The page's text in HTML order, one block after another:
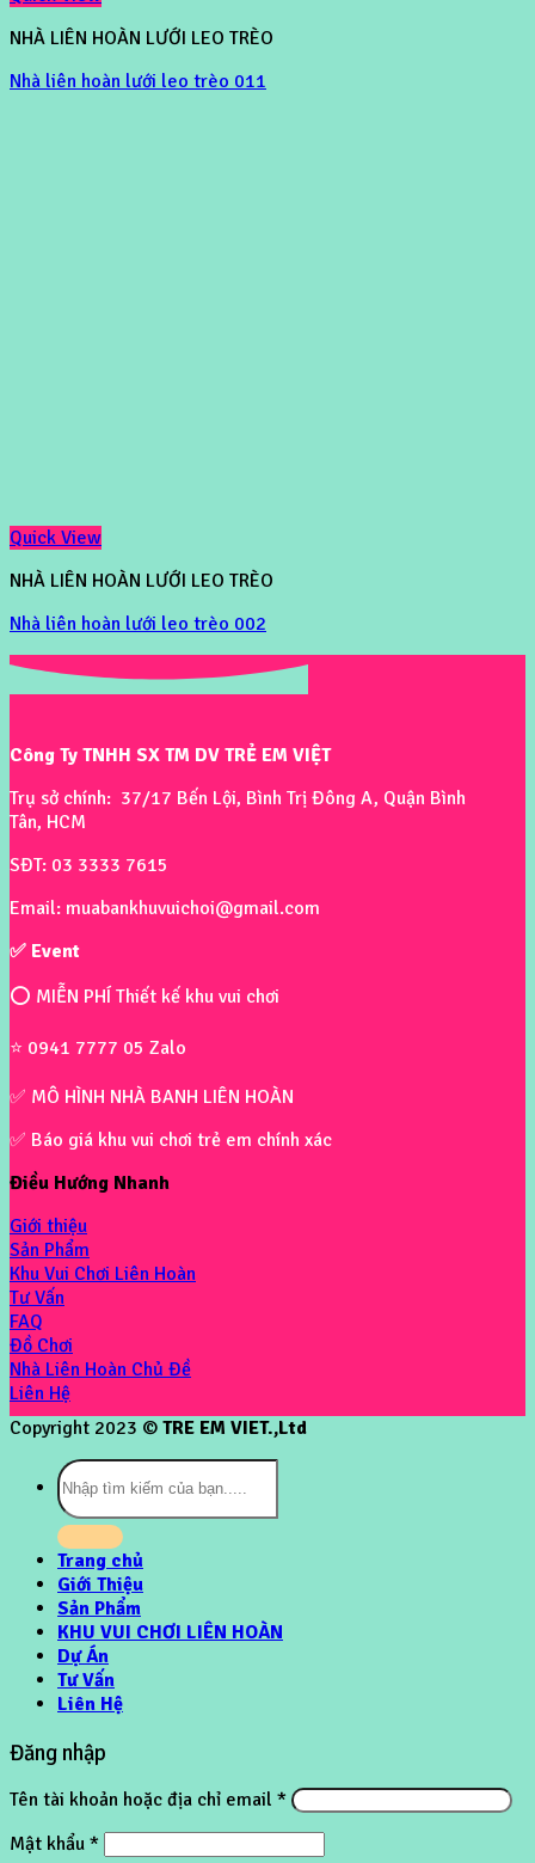
NHÀ LIÊN HOÀN LƯỚI LEO TRÈO
Nhà liên hoàn lưới leo trèo 011
Quick View
NHÀ LIÊN HOÀN LƯỚI LEO TRÈO
Nhà liên hoàn lưới leo trèo 002
Công Ty TNHH SX TM DV TRẺ EM VIỆT
Trụ sở chính: 37/17 Bến Lội, Bình Trị Đông A, Quận Bình
Tân, HCM
SĐT: 03 3333 7615
Email: muabankhuvuichoi@gmail.com
✅ Event
⭕ MIỄN PHÍ Thiết kế khu vui chơi
⭐ 0941 7777 05 Zalo
✅ MÔ HÌNH NHÀ BANH LIÊN HOÀN
✅ Báo giá khu vui chơi trẻ em chính xác
Điều Hướng Nhanh
Giới thiệu
Sản Phẩm
Khu Vui Chơi Liên Hoàn
Tư Vấn
FAQ
Đồ Chơi
Nhà Liên Hoàn Chủ Đề
Liên Hệ
Copyright 2023 © TRE EM VIET.,Ltd
Tìm
kiếm:
Trang chủ
Giới Thiệu
Sản Phẩm
KHU VUI CHƠI LIÊN HOÀN
Dự Án
Tư Vấn
Liên Hệ
Đăng nhập
Tên tài khoản hoặc địa chỉ email *
Mật khẩu *